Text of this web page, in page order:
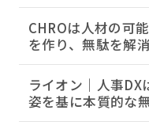
CHROは人材の可
を作り、無駄を解
ライオン｜人事DX
姿を基に本質的な